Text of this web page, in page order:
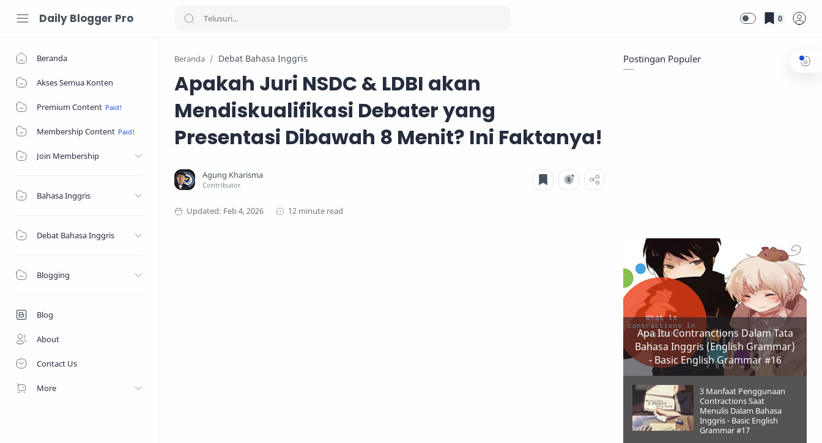
Daily Blogger Pro 0
Beranda
Akses Semua Konten
Premium Content
Membership Content
Join Membership
Bahasa Inggris
Debat Bahasa Inggris
Blogging
Blog
About
Contact Us
More
Beranda Debat Bahasa Inggris
Apakah Juri NSDC & LDBI akan
Mendiskualifikasi Debater yang
Presentasi Dibawah 8 Menit? Ini Faktanya!
12 minute read
Postingan Populer
Apa Itu Contranctions Dalam Tata
Bahasa Inggris (English Grammar)
- Basic English Grammar #16
3 Manfaat Penggunaan
Contractions Saat
Menulis Dalam Bahasa
Inggris - Basic English
Grammar #17